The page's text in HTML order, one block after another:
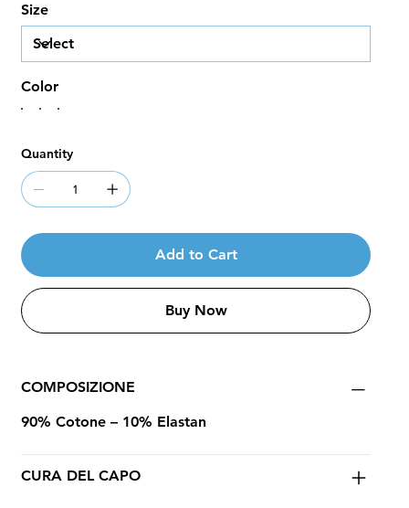
Size
Color
Quantity
Add to Cart
Buy Now
COMPOSIZIONE
90% Cotone – 10% Elastan
CURA DEL CAPO